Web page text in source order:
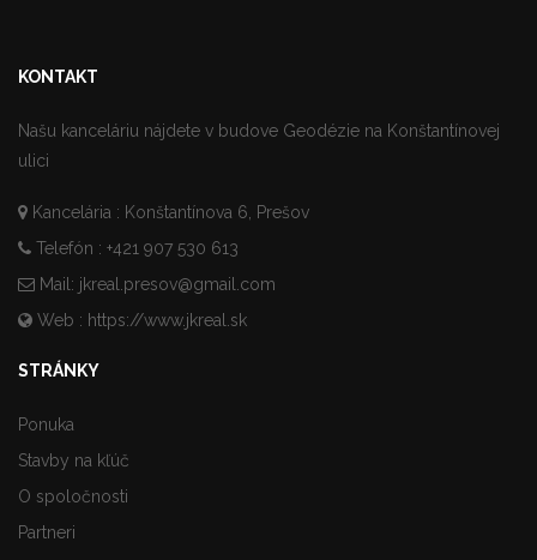
KONTAKT
Našu kanceláriu nájdete v budove Geodézie na Konštantínovej
ulici
Kancelária : Konštantínova 6, Prešov
Telefón : +421 907 530 613
Mail: jkreal.presov@gmail.com
Web : https://www.jkreal.sk
STRÁNKY
Ponuka
Stavby na kľúč
O spoločnosti
Partneri